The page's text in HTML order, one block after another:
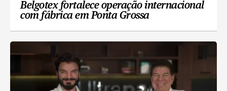
Belgotex fortalece operação internacional
com fábrica em Ponta Grossa